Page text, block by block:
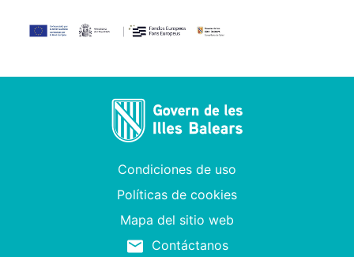
Condiciones de uso
Políticas de cookies
Mapa del sitio web
Contáctanos